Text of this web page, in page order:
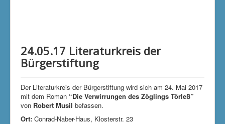
24.05.17 Literaturkreis der
Bürgerstiftung
Der Literaturkreis der Bürgerstiftung wird sich am 24. Mai 2017
mit dem Roman “Die Verwirrungen des Zöglings Törleß”
von Robert Musil befassen.
Ort: Conrad-Naber-Haus, Klosterstr. 23